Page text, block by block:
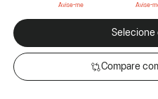
Selecione
Compare